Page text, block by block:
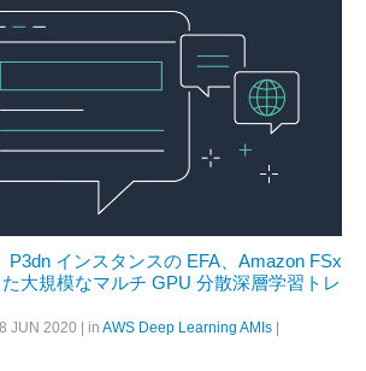
P3dn インスタンスの EFA、Amazon FSx
大規模なマルチ GPU 分散深層学習トレ
JUN 2020 | in AWS Deep Learning AMIs